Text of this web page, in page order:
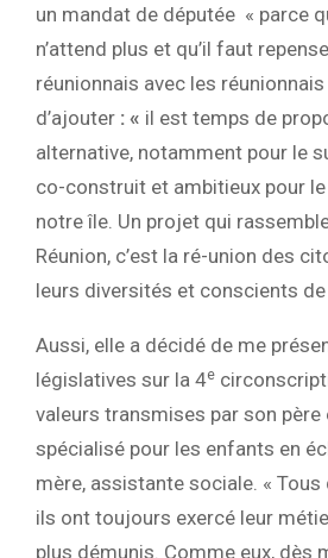
un mandat de députée « parce
n’attend plus et qu’il faut
réunionnais avec les
d’ajouter : « il est temps de
alternative, notamment pour le
co-construit et ambitieux pour
notre île. Un projet qui
Réunion, c’est la ré-union des
leurs diversités et conscients de
Aussi, elle a décidé de me
législatives sur la 4e
valeurs transmises par son père
spécialisé pour les enfants en
mère, assistante sociale. «
ils ont toujours exercé leur
plus démunis. Comme eux, dès